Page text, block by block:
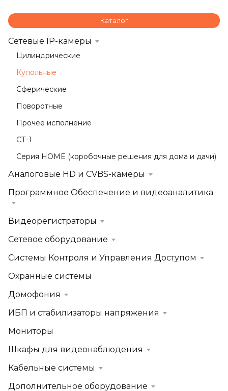
Каталог
Сетевые IP-камеры
Цилиндрические
Купольные
Сферические
Поворотные
Прочее исполнение
СТ-1
Серия HOME (коробочные решения для дома и дачи)
Аналоговые HD и CVBS-камеры
Программное Обеспечение и видеоаналитика
Видеорегистраторы
Сетевое оборудование
Системы Контроля и Управления Доступом
Охранные системы
Домофония
ИБП и стабилизаторы напряжения
Мониторы
Шкафы для видеонаблюдения
Кабельные системы
Дополнительное оборудование